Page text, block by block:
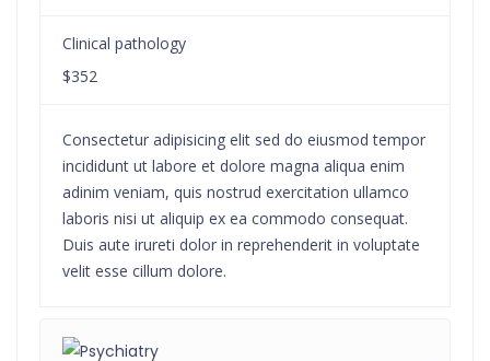
Clinical pathology
$352
Consectetur adipisicing elit sed do eiusmod tempor
incididunt ut labore et dolore magna aliqua enim
adinim veniam, quis nostrud exercitation ullamco
laboris nisi ut aliquip ex ea commodo consequat.
Duis aute irureti dolor in reprehenderit in voluptate
velit esse cillum dolore.